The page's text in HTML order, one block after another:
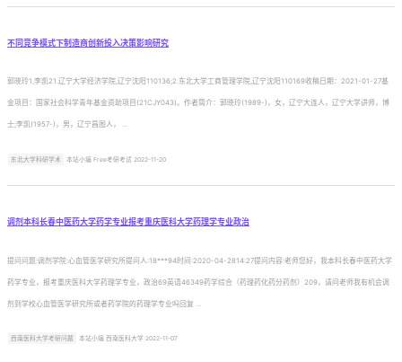
不同竞争模式下制造商创新投入决策影响研究
郭晓玲1,李凯21.辽宁大学经济学院,辽宁沈阳110136;2.东北大学工商管理学院,辽宁沈阳110169收稿日期：2021-01-27基
金项目：国家社会科学青年基金资助项目(21CJY043)。作者简介：郭晓玲(1989-)，女，辽宁大连人，辽宁大学讲师，博
士;李凯(1957-)，男，辽宁昌图人， ...
东北大学科研学术 本站小编 Free考研考试 2022-11-20
调剂本科长春中医药大学药学专业报考重庆医科大学药理学专业政治
提问问题:调剂学院:心血管医学研究所提问人:18***94时间:2020-04-2814:27提问内容:老师您好，我本科长春中医药大学
药学专业，报考重庆医科大学药理学专业，政治69英语46349药学综合（药理药化药分药剂）209，请问老师我有机会调
剂到学校心血管医学研究所或者药学院的药理学专业吗回复 ...
西南医科大学考研问题 本站小编 西南医科大学 2022-11-07